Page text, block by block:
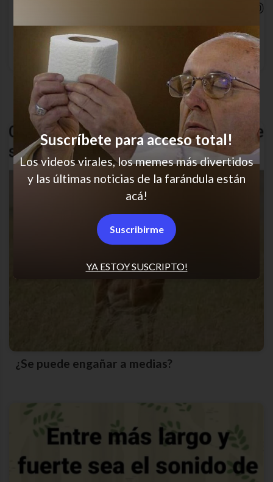
Todos en la misma
¿Se puede engañar a medias?
YA ESTOY SUSCRIPTO!
Suscríbete para acceso total!
Los videos virales, los memes más divertidos
y las últimas noticias de la farándula están
acá!
Suscribirme